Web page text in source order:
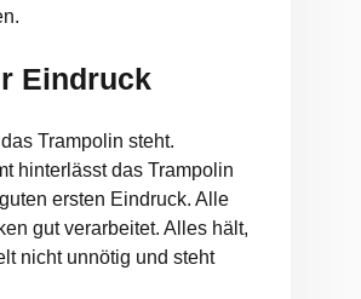
Eindruck
Trampolin steht.
hinterlässt das Trampolin
ersten Eindruck. Alle
gut verarbeitet. Alles hält,
nicht unnötig und steht